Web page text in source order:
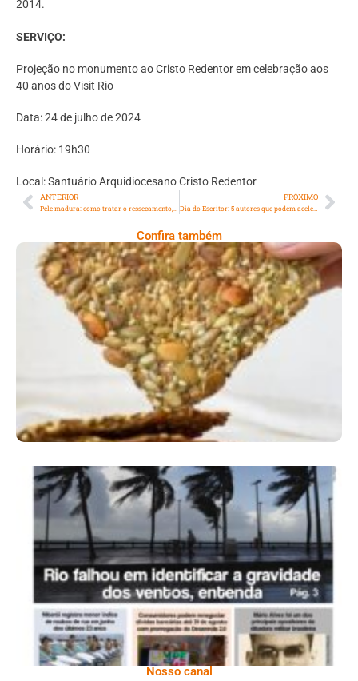
2014.
SERVIÇO:
Projeção no monumento ao Cristo Redentor em celebração aos
40 anos do Visit Rio
Data: 24 de julho de 2024
Horário: 19h30
Local: Santuário Arquidiocesano Cristo Redentor
ANTERIOR
Pele madura: como tratar o ressecamento, as manchas e a flacidez
PRÓXIMO
Dia do Escritor: 5 autores que podem acelerar a aprovação no vestibular
Confira também
Comer Bem: Cracker De Sementes
Ano X – Número 366 01 A 07 De Agosto De
2026
Nosso canal